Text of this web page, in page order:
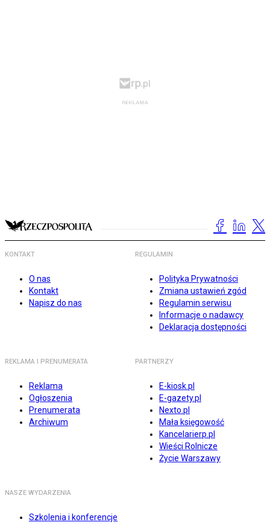
KONTAKT
O nas
Kontakt
Napisz do nas
REGULAMIN
Polityka Prywatności
Zmiana ustawień zgód
Regulamin serwisu
Informacje o nadawcy
Deklaracja dostępności
REKLAMA I PRENUMERATA
Reklama
Ogłoszenia
Prenumerata
Archiwum
PARTNERZY
E-kiosk.pl
E-gazety.pl
Nexto.pl
Mała księgowość
Kancelarierp.pl
Wieści Rolnicze
Życie Warszawy
NASZE WYDARZENIA
Szkolenia i konferencje